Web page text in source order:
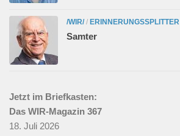
/WIR/ / ERINNERUNGSSPLITTER
Samter
Jetzt im Briefkasten:
Das WIR-Magazin 367
18. Juli 2026